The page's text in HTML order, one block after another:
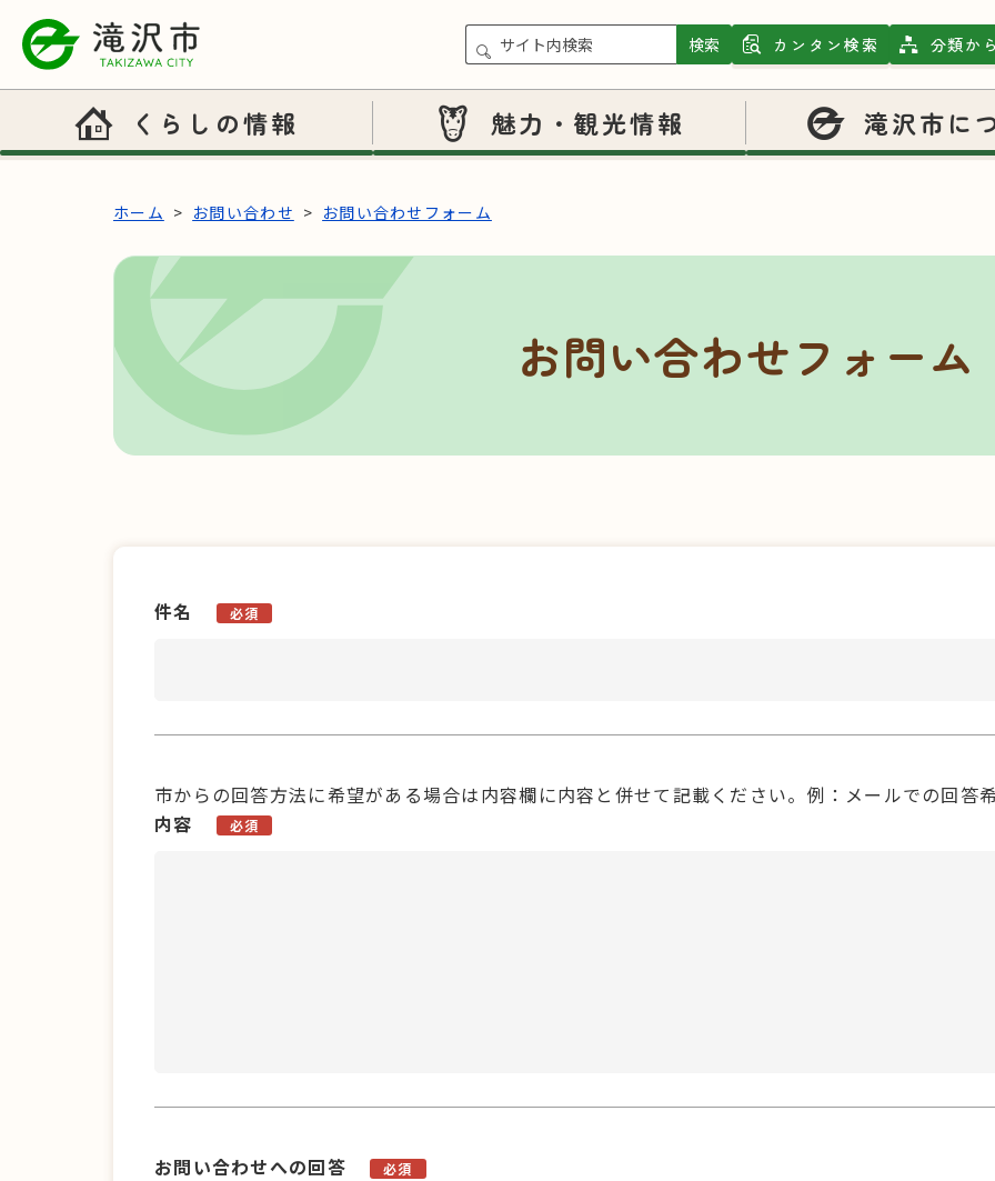
本文へスキップ
検索 カンタン検索 分類か
くらしの情報 魅力・観光情報 滝沢市に
ホーム お問い合わせ お問い合わせフォーム
お問い合わせフォーム
件名 必須
市からの回答方法に希望がある場合は内容欄に内容と併せて記載ください。例：メールでの回答
内容
必須
お問い合わせへの回答 必須